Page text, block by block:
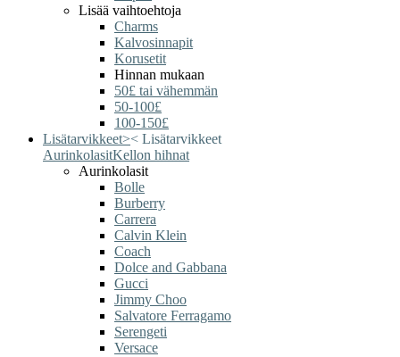
Lisää vaihtoehtoja
Charms
Kalvosinnapit
Korusetit
Hinnan mukaan
50£ tai vähemmän
50-100£
100-150£
Lisätarvikkeet>< Lisätarvikkeet
AurinkolasitKellon hihnat
Aurinkolasit
Bolle
Burberry
Carrera
Calvin Klein
Coach
Dolce and Gabbana
Gucci
Jimmy Choo
Salvatore Ferragamo
Serengeti
Versace